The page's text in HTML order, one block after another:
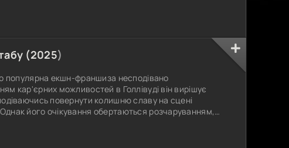
(2025)
популярна екшн-франшиза несподівано
кар'єрних можливостей в Голлівуді він вирішує
повернути колишню славу на сцені
його очікування обертаються розчаруванням,
шоу, яке включає в себе пісні, танці, комедійні
місцевих жителів. В оточенні